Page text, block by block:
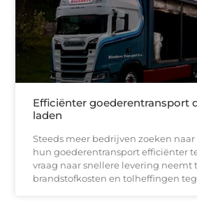
Efficiënter goederentransport
laden
Steeds meer bedrijven zoeken
hun goederentransport efficiënter
vraag naar snellere levering neemt
brandstofkosten en tolheffingen